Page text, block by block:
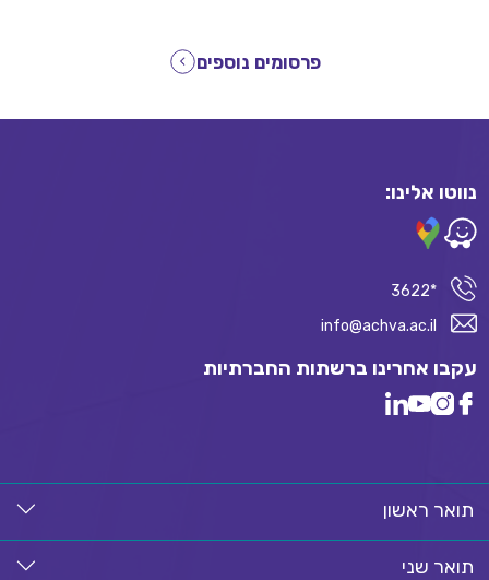
פרסומים נוספים
נווטו אלינו:
*3622
info@achva.ac.il
עקבו אחרינו ברשתות החברתיות
תואר ראשון
תואר שני